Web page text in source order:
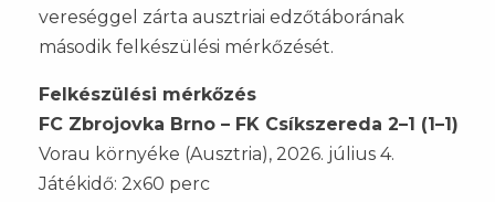
vereséggel zárta ausztriai edzőtáborának
második felkészülési mérkőzését.
Felkészülési mérkőzés
FC Zbrojovka Brno – FK Csíkszereda 2–1 (1–1)
Vorau környéke (Ausztria), 2026. július 4.
Játékidő: 2x60 perc